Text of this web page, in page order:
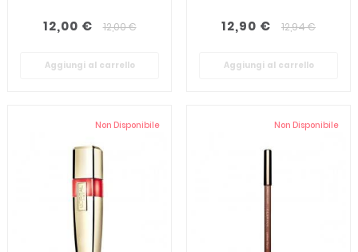
12,00 € 12,00 €
Aggiungi al carrello
12,90 € 12,94 €
Aggiungi al carrello
Non Disponibile Non Disponibile